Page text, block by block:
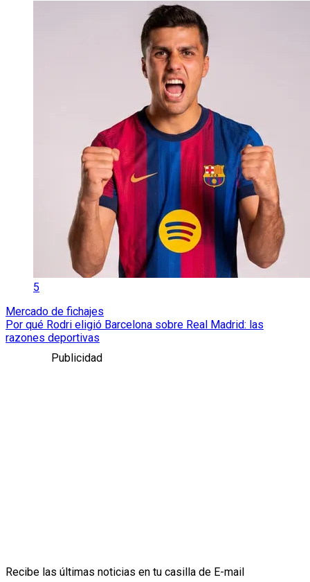
5
Mercado de fichajes
Por qué Rodri eligió Barcelona sobre Real Madrid: las
razones deportivas
Publicidad
Recibe las últimas noticias en tu casilla de E-mail